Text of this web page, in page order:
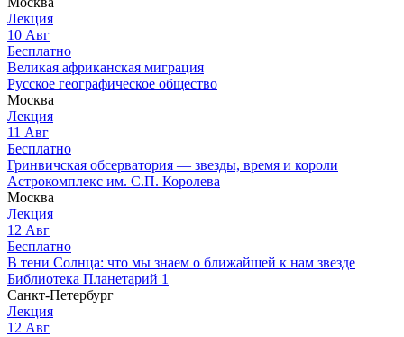
Лекция
10 Авг
Бесплатно
Великая африканская миграция
Русское географическое общество
Москва
Лекция
11 Авг
Бесплатно
Гринвичская обсерватория — звезды, время и короли
Астрокомплекс им. С.П. Королева
Москва
Лекция
12 Авг
Бесплатно
В тени Солнца: что мы знаем о ближайшей к нам звезде
Библиотека Планетарий 1
Санкт-Петербург
Лекция
12 Авг